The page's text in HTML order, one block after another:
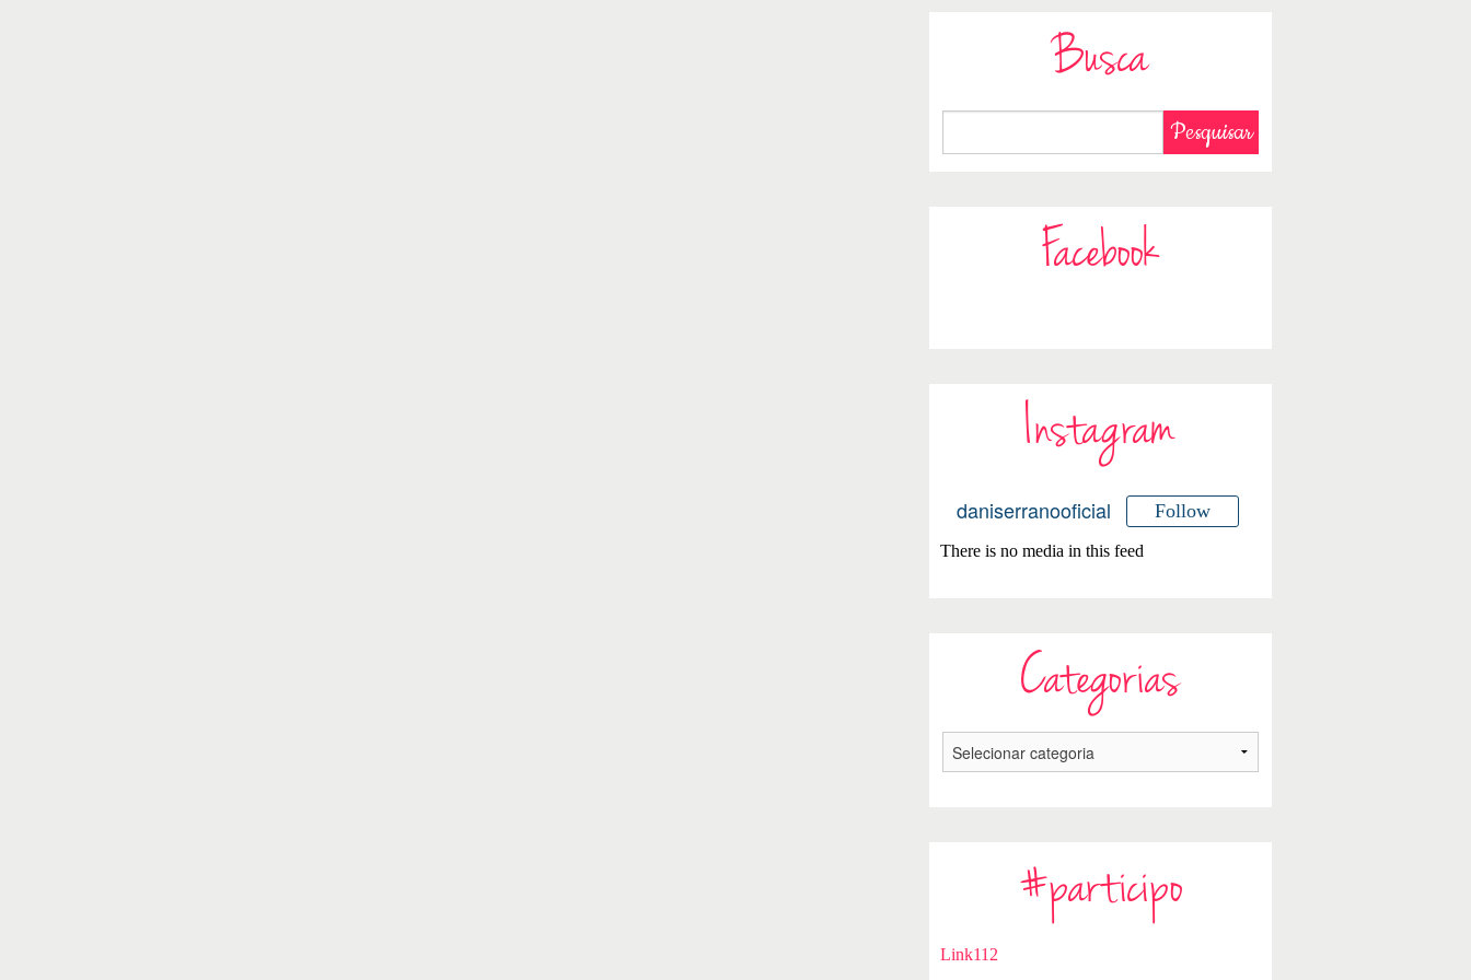
Busca
Facebook
Instagram
daniserranooficial Follow
There is no media in this feed
Categorias
#participo
Link112